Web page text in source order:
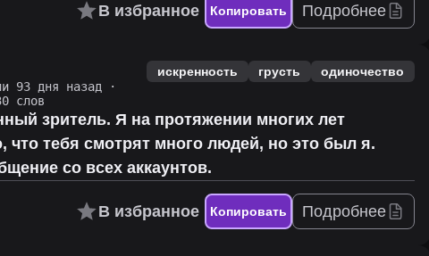
В избранное Копировать Подробнее
93 дня назад ·
слов
искренность грусть одиночество
зритель. Я на протяжении многих лет
что тебя смотрят много людей, но это был я.
со всех аккаунтов.
В избранное Копировать Подробнее